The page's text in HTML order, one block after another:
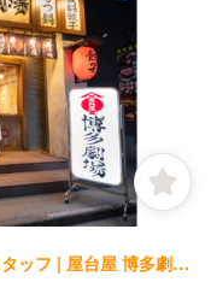
居酒屋 | レストランサービス・ホールスタッフ | 屋台屋 博多劇場 新橋2号店店